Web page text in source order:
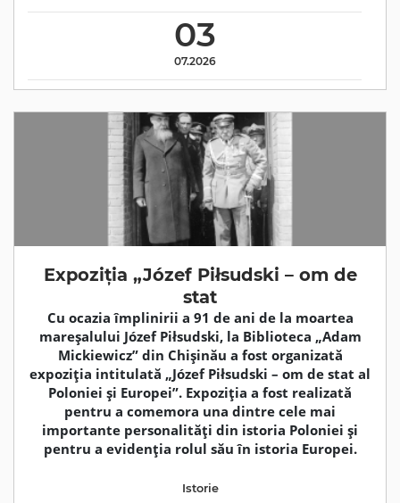
03
07.2026
Expoziția „Józef Piłsudski – om de
stat
Cu ocazia împlinirii a 91 de ani de la moartea
mareșalului Józef Piłsudski, la Biblioteca „Adam
Mickiewicz” din Chișinău a fost organizată
expoziția intitulată „Józef Piłsudski – om de stat al
Poloniei și Europei”. Expoziția a fost realizată
pentru a comemora una dintre cele mai
importante personalități din istoria Poloniei și
pentru a evidenția rolul său în istoria Europei.
Istorie